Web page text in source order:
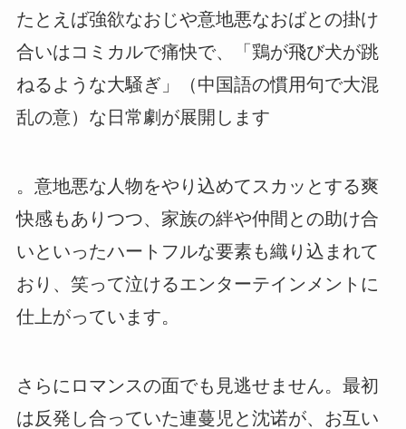
たとえば強欲なおじや意地悪なおばとの掛け
合いはコミカルで痛快で、「鶏が飛び犬が跳
ねるような大騒ぎ」（中国語の慣用句で大混
乱の意）な日常劇が展開します
。意地悪な人物をやり込めてスカッとする爽
快感もありつつ、家族の絆や仲間との助け合
いといったハートフルな要素も織り込まれて
おり、笑って泣けるエンターテインメントに
仕上がっています。
さらにロマンスの面でも見逃せません。最初
は反発し合っていた連蔓児と沈诺が、お互い